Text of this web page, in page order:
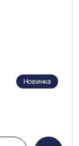
Новинка